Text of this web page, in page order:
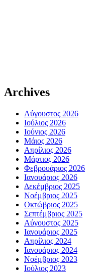
Archives
Αύγουστος 2026
Ιούλιος 2026
Ιούνιος 2026
Μάιος 2026
Απρίλιος 2026
Μάρτιος 2026
Φεβρουάριος 2026
Ιανουάριος 2026
Δεκέμβριος 2025
Νοέμβριος 2025
Οκτώβριος 2025
Σεπτέμβριος 2025
Αύγουστος 2025
Ιανουάριος 2025
Απρίλιος 2024
Ιανουάριος 2024
Νοέμβριος 2023
Ιούλιος 2023